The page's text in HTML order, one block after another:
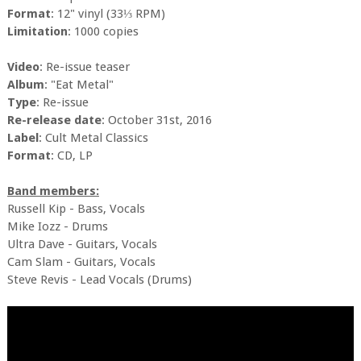
Format: 12" vinyl (33⅓ RPM)
Limitation: 1000 copies
Video: Re-issue teaser
Album: "Eat Metal"
Type: Re-issue
Re-release date: October 31st, 2016
Label: Cult Metal Classics
Format: CD, LP
Band members:
Russell Kip - Bass, Vocals
Mike Iozz - Drums
Ultra Dave - Guitars, Vocals
Cam Slam - Guitars, Vocals
Steve Revis - Lead Vocals (Drums)